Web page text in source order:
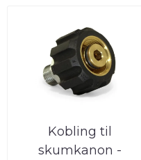
Kobling til
skumkanon -